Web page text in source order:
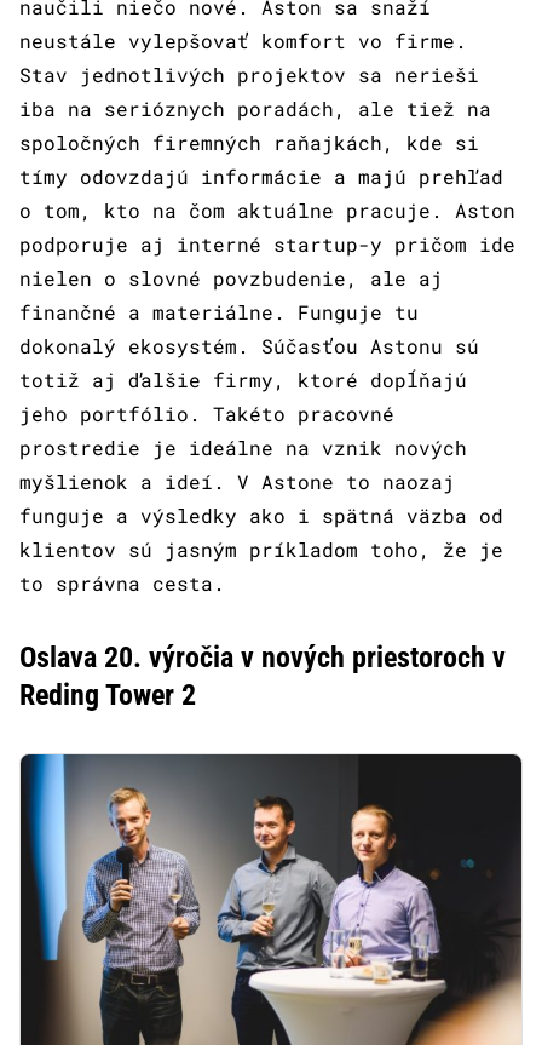
naučili niečo nové. Aston sa snaží
neustále vylepšovať komfort vo firme.
Stav jednotlivých projektov sa nerieši
iba na serióznych poradách, ale tiež na
spoločných firemných raňajkách, kde si
tímy odovzdajú informácie a majú prehľad
o tom, kto na čom aktuálne pracuje. Aston
podporuje aj interné startup-y pričom ide
nielen o slovné povzbudenie, ale aj
finančné a materiálne. Funguje tu
dokonalý ekosystém. Súčasťou Astonu sú
totiž aj ďalšie firmy, ktoré dopĺňajú
jeho portfólio. Takéto pracovné
prostredie je ideálne na vznik nových
myšlienok a ideí. V Astone to naozaj
funguje a výsledky ako i spätná väzba od
klientov sú jasným príkladom toho, že je
to správna cesta.
Oslava 20. výročia v nových priestoroch v
Reding Tower 2